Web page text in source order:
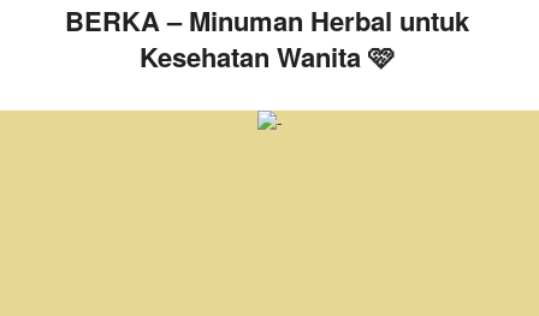
BERKA – Minuman Herbal untuk
Kesehatan Wanita 🩷